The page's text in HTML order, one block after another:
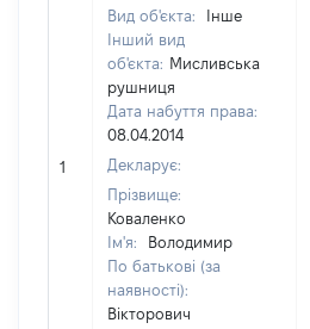
1
Вид об'єкта:
Інше
Інший вид
об'єкта: Мисливська
рушниця
Дата набуття права:
08.04.2014
Декларує:
Прізвище:
Коваленко
Ім'я:
Володимир
По батькові (за
наявності):
Вікторович